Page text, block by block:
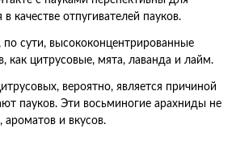
качестве отпугивателей пауков.
сути, высококонцентрированные
как цитрусовые, мята, лаванда и лайм.
вероятно, является причиной
пауков. Эти восьминогие арахниды не
ароматов и вкусов.